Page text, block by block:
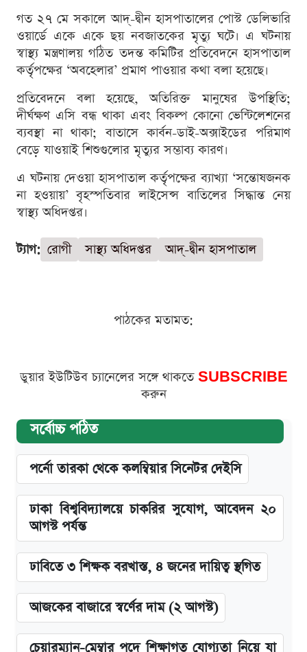
গত ২৭ মে সকালে আদ্-দ্বীন হাসপাতালের পোস্ট ডেলিভারি
ওয়ার্ডে একে একে ছয় নবজাতকের মৃত্যু ঘটে। এ ঘটনায়
স্বাস্থ্য মন্ত্রণালয় গঠিত তদন্ত কমিটির প্রতিবেদনে হাসপাতাল
কর্তৃপক্ষের ‘অবহেলার’ প্রমাণ পাওয়ার কথা বলা হয়েছে।
প্রতিবেদনে বলা হয়েছে, অতিরিক্ত মানুষের উপস্থিতি;
দীর্ঘক্ষণ এসি বন্ধ থাকা এবং বিকল্প কোনো ভেন্টিলেশনের
ব্যবস্থা না থাকা; বাতাসে কার্বন-ডাই-অক্সাইডের পরিমাণ
বেড়ে যাওয়াই শিশুগুলোর মৃত্যুর সম্ভাব্য কারণ।
এ ঘটনায় দেওয়া হাসপাতাল কর্তৃপক্ষের ব্যাখ্যা ‘সন্তোষজনক
না হওয়ায়’ বৃহস্পতিবার লাইসেন্স বাতিলের সিদ্ধান্ত নেয়
স্বাস্থ্য অধিদপ্তর।
ট্যাগ: রোগী সাস্থ্য অধিদপ্তর আদ্-দ্বীন হাসপাতাল
পাঠকের মতামত:
ডুয়ার ইউটিউব চ্যানেলের সঙ্গে থাকতে SUBSCRIBE
করুন
সর্বোচ্চ পঠিত
পর্নো তারকা থেকে কলম্বিয়ার সিনেটর দেইসি
ঢাকা বিশ্ববিদ্যালয়ে চাকরির সুযোগ, আবেদন ২০
আগস্ট পর্যন্ত
ঢাবিতে ৩ শিক্ষক বরখাস্ত, ৪ জনের দায়িত্ব স্থগিত
আজকের বাজারে স্বর্ণের দাম (২ আগস্ট)
চেয়ারম্যান-মেম্বার পদে শিক্ষাগত যোগ্যতা নিয়ে যা